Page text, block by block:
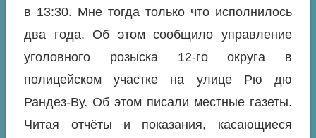
в 13:30. Мне тогда только что исполнилось
два года. Об этом сообщило управление
уголовного розыска 12-го округа в
полицейском участке на улице Рю дю
Рандез-Ву. Об этом писали местные газеты.
Читая отчёты и показания, касающиеся